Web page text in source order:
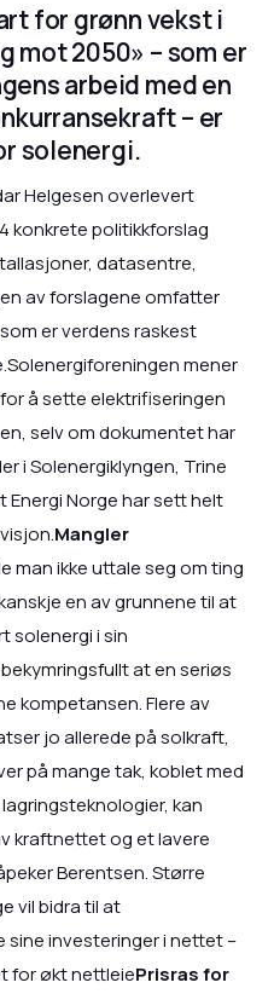
for grønn vekst i
mot 2050» – som er
arbeid med en
– er
solenergi.
Helgesen overlevert
konkrete politikkforslag
datasentre,
av forslagene omfatter
er verdens raskest
mener
å sette elektrifiseringen
selv om dokumentet har
i Solenergiklyngen, Trine
Energi Norge har sett helt
Mangler
man ikke uttale seg om ting
en av grunnene til at
solenergi i sin
at en seriøs
kompetansen. Flere av
jo allerede på solkraft,
på mange tak, koblet med
kan
kraftnettet og et lavere
Berentsen. Større
vil bidra til at
sine investeringer i nettet –
for økt nettleiePrisras for